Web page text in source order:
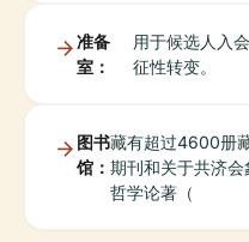
准备
室：
用于候选人入
征性转变。
图书
馆：
藏有超过4600册
期刊和关于共济
哲学论著（